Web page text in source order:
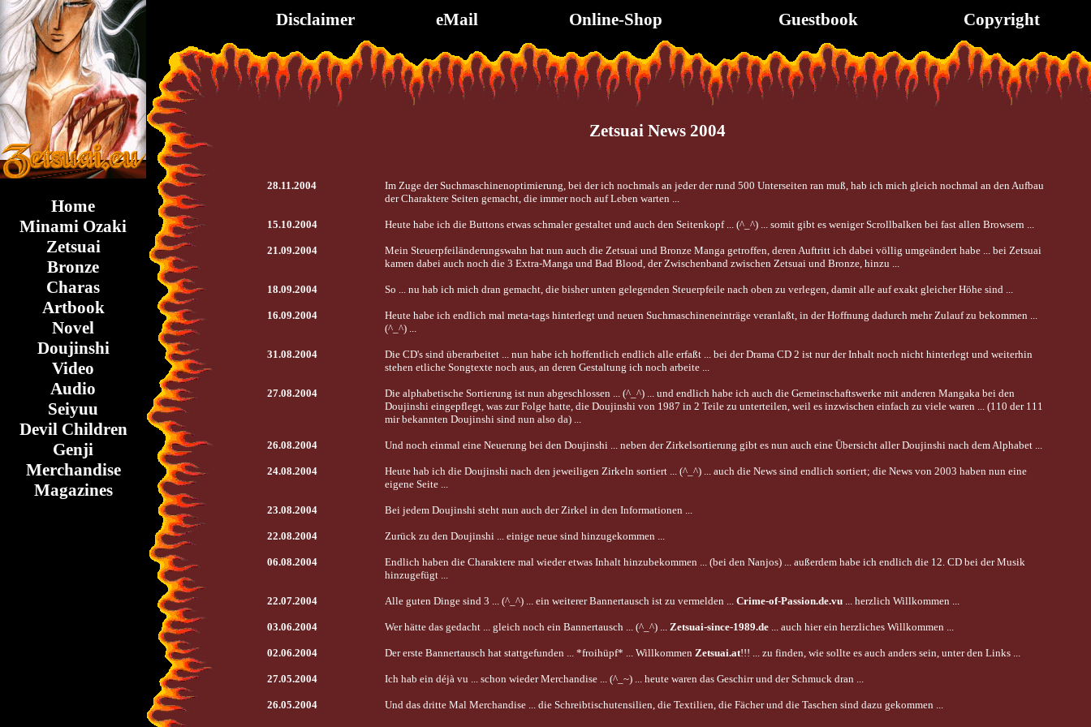
Home
Minami Ozaki
Zetsuai
Bronze
Charas
Artbook
Novel
Doujinshi
Video
Audio
Seiyuu
Devil Children
Genji
Merchandise
Magazines
Disclaimer eMail Online-Shop Guestbook Copyright
Zetsuai News 2004
28.11.2004
Im Zuge der Suchmaschinenoptimierung, bei der ich nochmals an jeder der rund 500 Unterseiten ran muß, hab ich mich gleich nochmal an den Aufbau
der Charaktere Seiten gemacht, die immer noch auf Leben warten ...
15.10.2004 Heute habe ich die Buttons etwas schmaler gestaltet und auch den Seitenkopf ... (^_^) ... somit gibt es weniger Scrollbalken bei fast allen Browsern ...
21.09.2004
Mein Steuerpfeiländerungswahn hat nun auch die Zetsuai und Bronze Manga getroffen, deren Auftritt ich dabei völlig umgeändert habe ... bei Zetsuai
kamen dabei auch noch die 3 Extra-Manga und Bad Blood, der Zwischenband zwischen Zetsuai und Bronze, hinzu ...
18.09.2004 So ... nu hab ich mich dran gemacht, die bisher unten gelegenden Steuerpfeile nach oben zu verlegen, damit alle auf exakt gleicher Höhe sind ...
16.09.2004
Heute habe ich endlich mal meta-tags hinterlegt und neuen Suchmaschineneinträge veranlaßt, in der Hoffnung dadurch mehr Zulauf zu bekommen ...
(^_^) ...
31.08.2004
Die CD's sind überarbeitet ... nun habe ich hoffentlich endlich alle erfaßt ... bei der Drama CD 2 ist nur der Inhalt noch nicht hinterlegt und weiterhin
stehen etliche Songtexte noch aus, an deren Gestaltung ich noch arbeite ...
27.08.2004
Die alphabetische Sortierung ist nun abgeschlossen ... (^_^) ... und endlich habe ich auch die Gemeinschaftswerke mit anderen Mangaka bei den
Doujinshi eingepflegt, was zur Folge hatte, die Doujinshi von 1987 in 2 Teile zu unterteilen, weil es inzwischen einfach zu viele waren ... (110 der 111
mir bekannten Doujinshi sind nun also da) ...
26.08.2004 Und noch einmal eine Neuerung bei den Doujinshi ... neben der Zirkelsortierung gibt es nun auch eine Übersicht aller Doujinshi nach dem Alphabet ...
24.08.2004
Heute hab ich die Doujinshi nach den jeweiligen Zirkeln sortiert ... (^_^) ... auch die News sind endlich sortiert; die News von 2003 haben nun eine
eigene Seite ...
23.08.2004 Bei jedem Doujinshi steht nun auch der Zirkel in den Informationen ...
22.08.2004 Zurück zu den Doujinshi ... einige neue sind hinzugekommen ...
06.08.2004
Endlich haben die Charaktere mal wieder etwas Inhalt hinzubekommen ... (bei den Nanjos) ... außerdem habe ich endlich die 12. CD bei der Musik
hinzugefügt ...
22.07.2004 Alle guten Dinge sind 3 ... (^_^) ... ein weiterer Bannertausch ist zu vermelden ... Crime-of-Passion.de.vu... herzlich Willkommen ...
03.06.2004 Wer hätte das gedacht ... gleich noch ein Bannertausch ... (^_^) ... Zetsuai-since-1989.de... auch hier ein herzliches Willkommen ...
02.06.2004 Der erste Bannertausch hat stattgefunden ... *froihüpf* ... Willkommen Zetsuai.at!!! ... zu finden, wie sollte es auch anders sein, unter den Links ...
27.05.2004 Ich hab ein déjà vu ... schon wieder Merchandise ... (^_~) ... heute waren das Geschirr und der Schmuck dran ...
26.05.2004 Und das dritte Mal Merchandise ... die Schreibtischutensilien, die Textilien, die Fächer und die Taschen sind dazu gekommen ...